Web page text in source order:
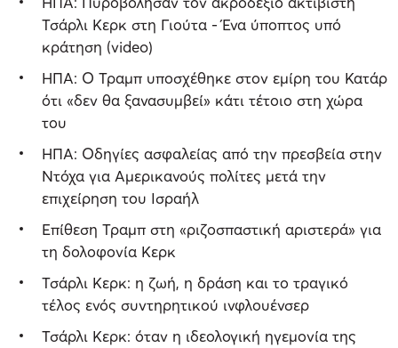
Τσάρλι Κερκ στη Γιούτα - Ένα ύποπτος υπό
κράτηση (video)
ΗΠΑ: Ο Τραμπ υποσχέθηκε στον εμίρη του Κατάρ
ότι «δεν θα ξανασυμβεί» κάτι τέτοιο στη χώρα
του
ΗΠΑ: Οδηγίες ασφαλείας από την πρεσβεία στην
Ντόχα για Αμερικανούς πολίτες μετά την
επιχείρηση του Ισραήλ
Επίθεση Τραμπ στη «ριζοσπαστική αριστερά» για
τη δολοφονία Κερκ
Τσάρλι Κερκ: η ζωή, η δράση και το τραγικό
τέλος ενός συντηρητικού ινφλουένσερ
Τσάρλι Κερκ: όταν η ιδεολογική ηγεμονία της